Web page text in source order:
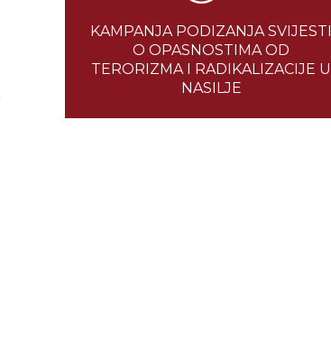
KAMPANJA PODIZANJA SVIJESTI
O OPASNOSTIMA OD
TERORIZMA I RADIKALIZACIJE U
NASILJE